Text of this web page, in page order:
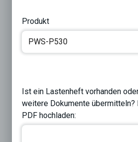
Produkt
Ist ein Lastenheft vorhanden
weitere Dokumente übermitteln?
PDF hochladen: